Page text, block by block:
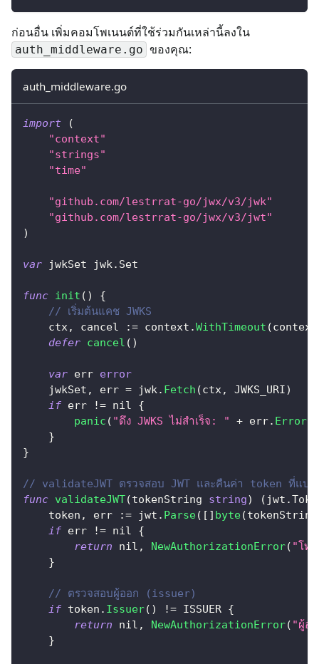
ก่อนอื่น เพิ่มคอมโพเนนต์ที่ใช้ร่วมกันเหล่านี้ลงใน
auth_middleware.go ของคุณ:
auth_middleware.go
import
(
"context"
"strings"
"time"
"github.com/lestrrat-go/jwx/v3/jwk"
"github.com/lestrrat-go/jwx/v3/jwt"
)
var jwkSet jwk . Set
func init ( )
{
// เริ่มต้นแคช JWKS
    ctx
, cancel := context .WithTimeout (context
defer cancel ( )
var err error
    jwkSet
, err = jwk . Fetch (ctx , JWKS_URI)
if err != nil
{
panic ( "ดึง JWKS ไม่สำเร็จ: " + err. Error
}
}
// validateJWT ตรวจสอบ JWT และคืนค่า token ที่แปล
func validateJWT(tokenString string) ( jwt .
    token
, err := jwt . Parse( [ ] byte(tokenString
if err != nil
{
return
nil , NewAuthorizationError( "โท
}
// ตรวจสอบผู้ออก (issuer)
if token . Issuer( ) != ISSUER {
return
nil , NewAuthorizationError( "ผู้อ
}